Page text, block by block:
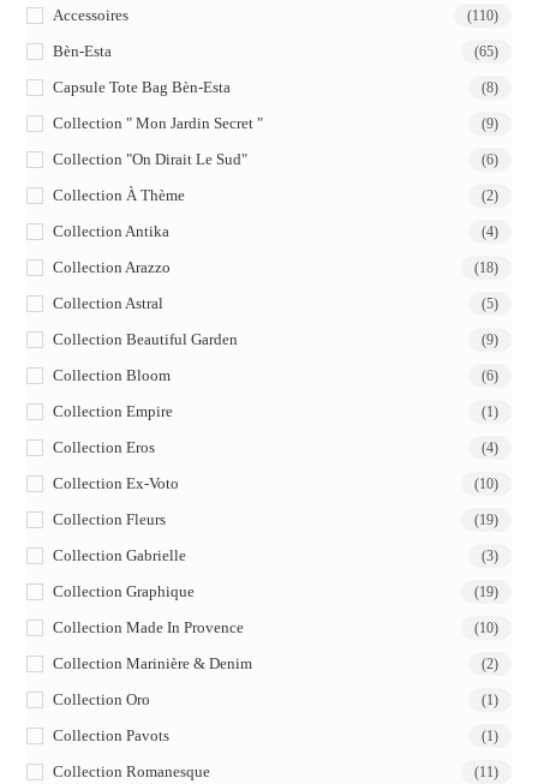
Accessoires (110)
Bèn-Esta (65)
Capsule Tote Bag Bèn-Esta (8)
Collection " Mon Jardin Secret " (9)
Collection "On Dirait Le Sud" (6)
Collection À Thème (2)
Collection Antika (4)
Collection Arazzo (18)
Collection Astral (5)
Collection Beautiful Garden (9)
Collection Bloom (6)
Collection Empire (1)
Collection Eros (4)
Collection Ex-Voto (10)
Collection Fleurs (19)
Collection Gabrielle (3)
Collection Graphique (19)
Collection Made In Provence (10)
Collection Marinière & Denim (2)
Collection Oro (1)
Collection Pavots (1)
Collection Romanesque (11)